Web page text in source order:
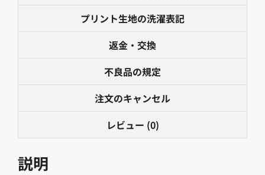
プリント生地の洗濯表記
返金・交換
不良品の規定
注文のキャンセル
レビュー (0)
説明